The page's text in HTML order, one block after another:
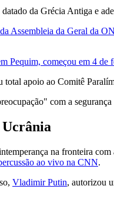
da Grécia Antiga e
Assembleia da Geral da
Pequim, começou em 4
total apoio ao Comitê
com a
na fronteira
ao vivo na CNN.
Vladimir Putin, autorizou